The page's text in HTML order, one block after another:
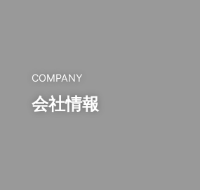
COMPANY
会社情報